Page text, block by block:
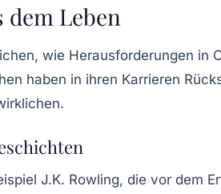
dem Leben
wie Herausforderungen in
haben in ihren Karrieren
J.K. Rowling, die vor dem